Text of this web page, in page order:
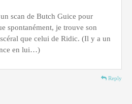
scan de Butch Guice pour
spontanément, je trouve son
que celui de Ridic. (Il y a un
en lui…)
Reply